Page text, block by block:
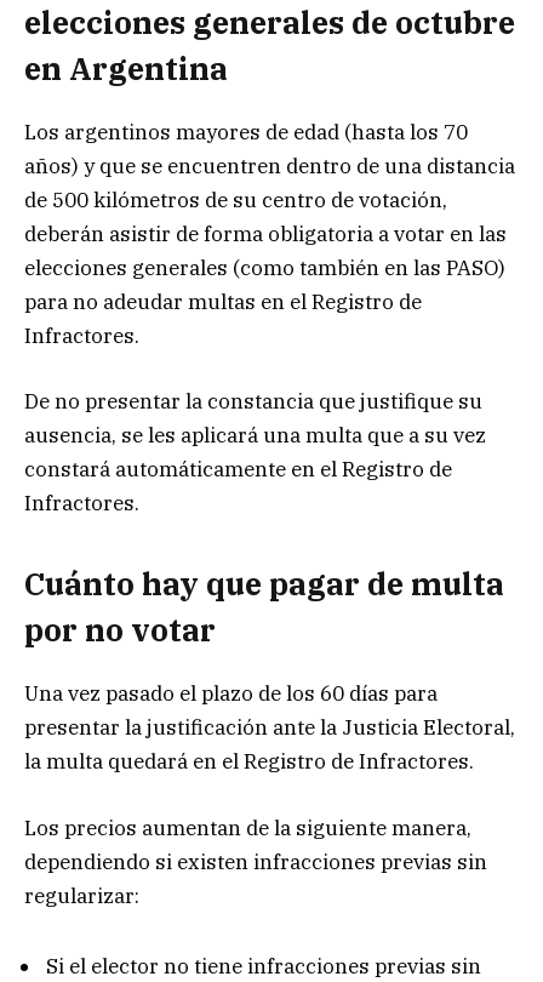
elecciones generales de octubre
en Argentina
Los argentinos mayores de edad (hasta los 70
años) y que se encuentren dentro de una distancia
de 500 kilómetros de su centro de votación,
deberán asistir de forma obligatoria a votar en las
elecciones generales (como también en las PASO)
para no adeudar multas en el Registro de
Infractores.
De no presentar la constancia que justifique su
ausencia, se les aplicará una multa que a su vez
constará automáticamente en el Registro de
Infractores.
Cuánto hay que pagar de multa
por no votar
Una vez pasado el plazo de los 60 días para
presentar la justificación ante la Justicia Electoral,
la multa quedará en el Registro de Infractores.
Los precios aumentan de la siguiente manera,
dependiendo si existen infracciones previas sin
regularizar:
Si el elector no tiene infracciones previas sin